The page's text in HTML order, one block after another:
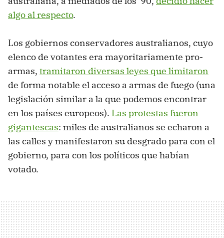
algo al respecto.
Los gobiernos conservadores australianos, cuyo
elenco de votantes era mayoritariamente pro-
armas, tramitaron diversas leyes que limitaron
de forma notable el acceso a armas de fuego (una
legislación similar a la que podemos encontrar
en los países europeos). Las protestas fueron
gigantescas: miles de australianos se echaron a
las calles y manifestaron su desgrado para con el
gobierno, para con los políticos que habían
votado.